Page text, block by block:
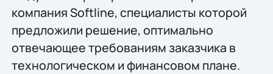
компания Softline, специалисты которой
предложили решение, оптимально
отвечающее требованиям заказчика в
технологическом и финансовом плане.